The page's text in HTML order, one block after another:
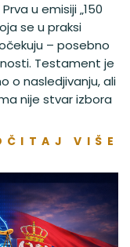
u emisiji „150
se u praksi
– posebno
Testament je
o nasledjivanju, ali
nije stvar izbora
VIŠE